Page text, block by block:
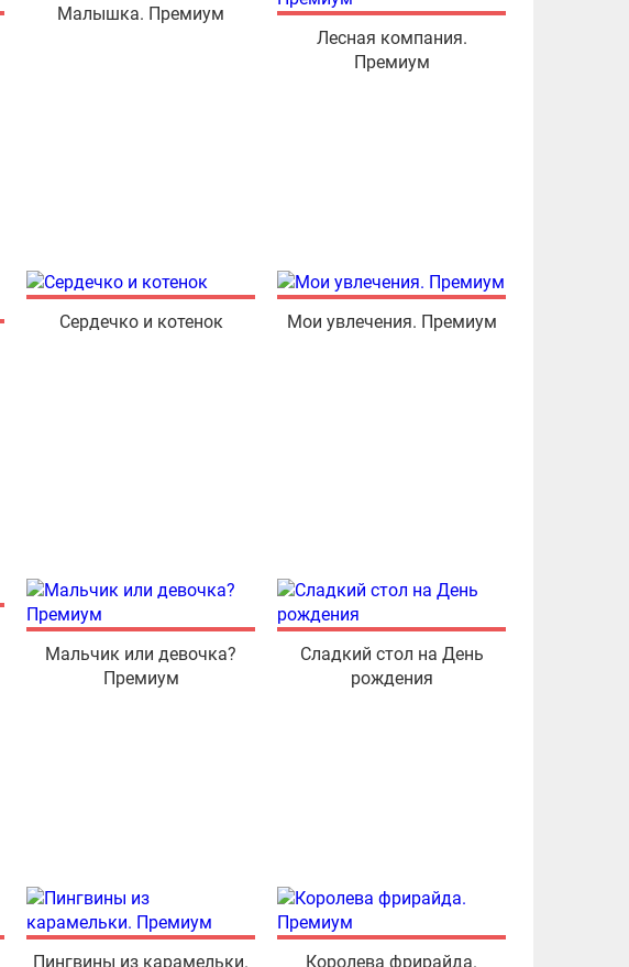
Малышка. Премиум
Лесная компания.
Премиум
Сердечко и котенок Мои увлечения. Премиум
Мальчик или девочка?
Премиум
Сладкий стол на День
рождения
Пингвины из карамельки.
Королева фрирайда.